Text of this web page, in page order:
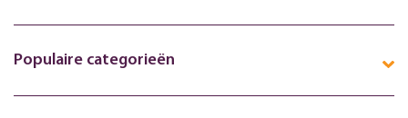
Populaire categorieën